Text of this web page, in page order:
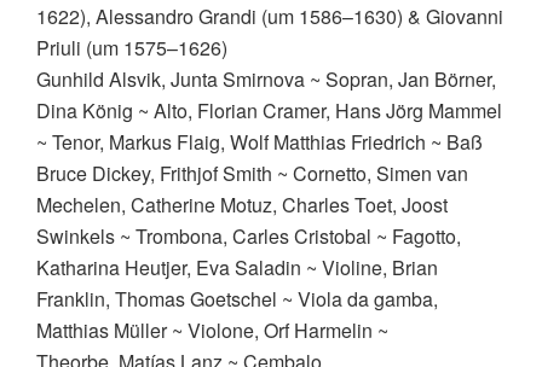
1622), Alessandro Grandi (um 1586–1630) & Giovanni
Priuli (um 1575–1626)
Gunhild Alsvik, Junta Smirnova ~ Sopran, Jan Börner,
Dina König ~ Alto, Florian Cramer, Hans Jörg Mammel
~ Tenor, Markus Flaig, Wolf Matthias Friedrich ~ Baß
Bruce Dickey, Frithjof Smith ~ Cornetto, Simen van
Mechelen, Catherine Motuz, Charles Toet, Joost
Swinkels ~ Trombona, Carles Cristobal ~ Fagotto,
Katharina Heutjer, Eva Saladin ~ Violine, Brian
Franklin, Thomas Goetschel ~ Viola da gamba,
Matthias Müller ~ Violone, Orf Harmelin ~